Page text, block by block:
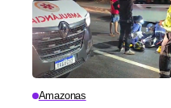
Amazonas